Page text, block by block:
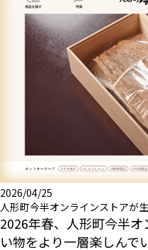
2026/04/25
人形町今半オンラインストアが
2026年春、人形町今半
い物をより一層楽しんで